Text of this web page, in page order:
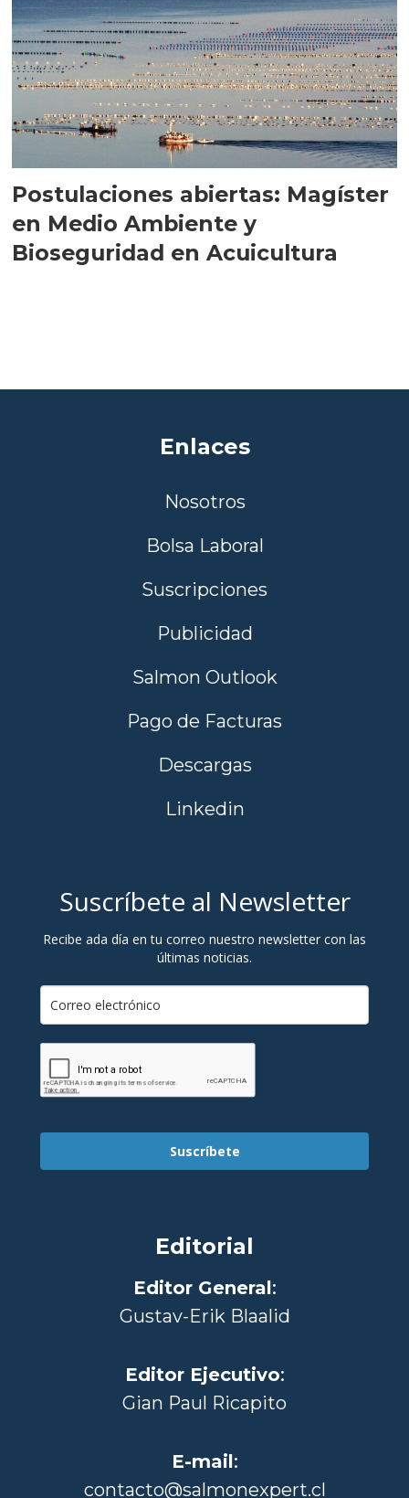
Postulaciones abiertas: Magíster
en Medio Ambiente y
Bioseguridad en Acuicultura
Enlaces
Nosotros
Bolsa Laboral
Suscripciones
Publicidad
Salmon Outlook
Pago de Facturas
Descargas
Linkedin
Suscríbete al Newsletter
Recibe ada día en tu correo nuestro newsletter con las
últimas noticias.
Suscríbete
Editorial
Editor General:
Gustav-Erik Blaalid
Editor Ejecutivo:
Gian Paul Ricapito
E-mail:
contacto@salmonexpert.cl